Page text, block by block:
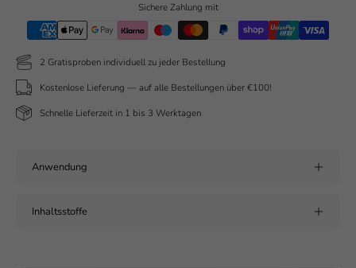
Sichere Zahlung mit
2 Gratisproben individuell zu jeder Bestellung
Kostenlose Lieferung — auf alle Bestellungen über €100!
Schnelle Lieferzeit in 1 bis 3 Werktagen
Anwendung
Inhaltsstoffe